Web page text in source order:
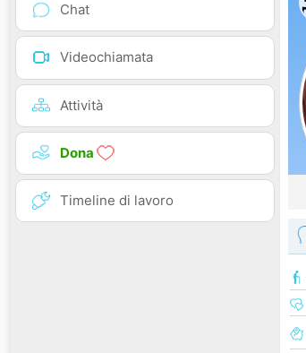
Chat
Videochiamata
Attività
Dona
Timeline di lavoro